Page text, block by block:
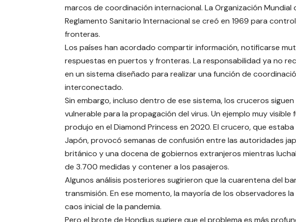
marcos de coordinación internacional. La Organización Mundial
Reglamento Sanitario Internacional se creó en 1969 para
fronteras.
Los países han acordado compartir información, notificarse
respuestas en puertos y fronteras. La responsabilidad ya no
en un sistema diseñado para realizar una función de
interconectado.
Sin embargo, incluso dentro de ese sistema, los cruceros
vulnerable para la propagación del virus. Un ejemplo muy visible
produjo en el Diamond Princess en 2020. El crucero, que
Japón, provocó semanas de confusión entre las autoridades
británico y una docena de gobiernos extranjeros mientras
de 3.700 medidas y contener a los pasajeros.
Algunos análisis posteriores sugirieron que la cuarentena del
transmisión. En ese momento, la mayoría de los observadores
caos inicial de la pandemia.
Pero el brote de Hondius sugiere que el problema es más